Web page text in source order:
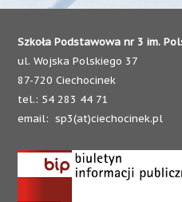
Szkoła Podstawowa nr 3 im.
ul. Wojska Polskiego 37
87-720 Ciechocinek
tel.: 54 283 44 71
email: sp3(at)ciechocinek.pl